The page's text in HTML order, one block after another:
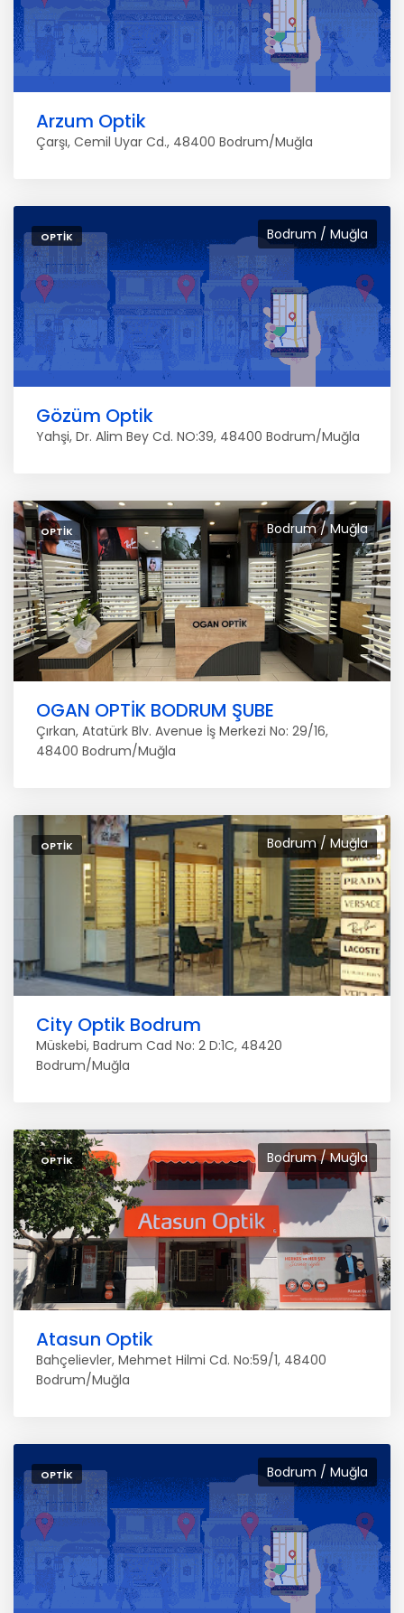
Arzum Optik
Çarşı, Cemil Uyar Cd., 48400 Bodrum/Muğla
Bodrum / Muğla
OPTIK
Gözüm Optik
Yahşi, Dr. Alim Bey Cd. NO:39, 48400 Bodrum/Muğla
Bodrum / Muğla
OPTIK
OGAN OPTİK BODRUM ŞUBE
Çırkan, Atatürk Blv. Avenue İş Merkezi No: 29/16,
48400 Bodrum/Muğla
Bodrum / Muğla
OPTIK
City Optik Bodrum
Müskebi, Badrum Cad No: 2 D:1C, 48420
Bodrum/Muğla
Bodrum / Muğla
OPTIK
Atasun Optik
Bahçelievler, Mehmet Hilmi Cd. No:59/1, 48400
Bodrum/Muğla
Bodrum / Muğla
OPTIK